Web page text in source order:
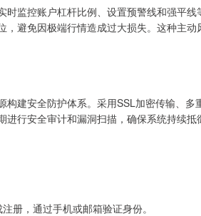
监控账户杠杆比例、设置预警线和强平
避免因极端行情造成过大损失。这种主
建安全防护体系。采用SSL加密传输、多
行安全审计和漏洞扫描，确保系统持续抵
册，通过手机或邮箱验证身份。